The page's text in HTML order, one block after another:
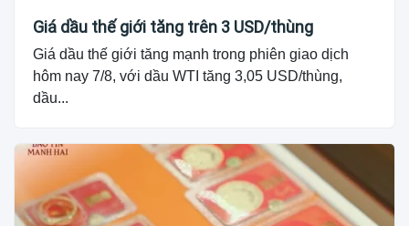
Giá dầu thế giới tăng trên 3 USD/thùng
Giá dầu thế giới tăng mạnh trong phiên giao dịch
hôm nay 7/8, với dầu WTI tăng 3,05 USD/thùng,
dầu...